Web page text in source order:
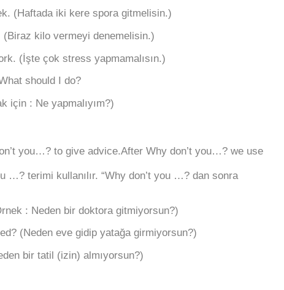
(Haftada iki kere spora gitmelisin.)
kilo vermeyi denemelisin.)
(İşte çok stress yapmamalısın.)
should I do?
için : Ne yapmalıyım?)
you…? to give advice.After Why don’t you…? we use
…? terimi kullanılır. “Why don’t you …? dan sonra
: Neden bir doktora gitmiyorsun?)
(Neden eve gidip yatağa girmiyorsun?)
bir tatil (izin) almıyorsun?)